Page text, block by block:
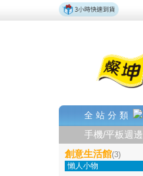
全站分類
手機/平板週邊
創意生活館(3)
懶人小物